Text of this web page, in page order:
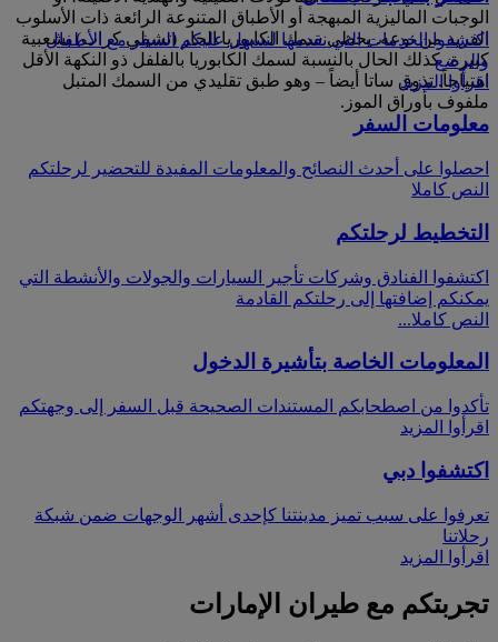
الوجبات الماليزية المبهجة أو الأطباق المتنوعة الرائعة ذات الأسلوب
الفريد من نوعه. يحظى سمك الكابوريا الحار (تشيلي كراب) بشعبية
كبيرة، كذلك الحال بالنسبة لسمك الكابوريا بالفلفل ذو النكهة الأقل
اهتياجاً. تذوق ساتا أيضاً – وهو طبق تقليدي من السمك المتبل
ملفوف بأوراق الموز.
اكتشفوا الخدمات التي نقدمها لنسهل عليكم السفر مع الأطفال
والرضع
اقرأوا المزيد
معلومات السفر
احصلوا على أحدث النصائح والمعلومات المفيدة للتحضير لرحلتكم
النص كاملا
التخطيط لرحلتكم
اكتشفوا الفنادق وشركات تأجير السيارات والجولات والأنشطة التي
يمكنكم إضافتها إلى رحلتكم القادمة
النص كاملا...
المعلومات الخاصة بتأشيرة الدخول
تأكدوا من اصطحابكم المستندات الصحيحة قبل السفر إلى وجهتكم
اقرأوا المزيد
اكتشفوا دبي
تعرفوا على سبب تميز مدينتنا كإحدى أشهر الوجهات ضمن شبكة
رحلاتنا
اقرأوا المزيد
تجربتكم مع طيران الإمارات